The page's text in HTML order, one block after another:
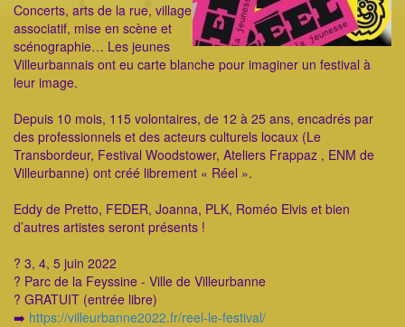
Concerts, arts de la rue, village
associatif, mise en scène et
scénographie… Les jeunes
Villeurbannais ont eu carte blanche pour imaginer un festival à
leur image.
Depuis 10 mois, 115 volontaires, de 12 à 25 ans, encadrés par
des professionnels et des acteurs culturels locaux (Le
Transbordeur, Festival Woodstower, Ateliers Frappaz , ENM de
Villeurbanne) ont créé librement « Réel ».
Eddy de Pretto, FEDER, Joanna, PLK, Roméo Elvis et bien
d’autres artistes seront présents !
? 3, 4, 5 juin 2022
? Parc de la Feyssine - Ville de Villeurbanne
? GRATUIT (entrée libre)
➡️ https://villeurbanne2022.fr/reel-le-festival/